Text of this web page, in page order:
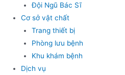
Đội Ngũ Bác Sĩ
Cơ sở vật chất
Trang thiết bị
Phòng lưu bệnh
Khu khám bệnh
Dịch vụ